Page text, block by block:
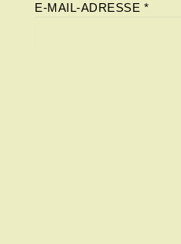
E-MAIL-ADRESSE *